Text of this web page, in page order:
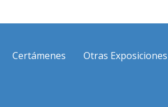
Certámenes Otras Exposiciones